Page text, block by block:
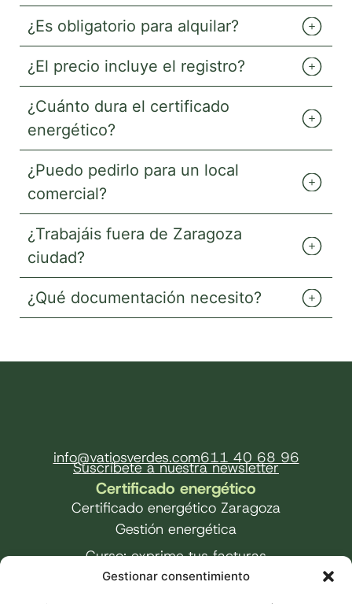
Gestionar consentimiento
¿Es obligatorio para alquilar?
¿El precio incluye el registro?
¿Cuánto dura el certificado
energético?
¿Puedo pedirlo para un local
comercial?
¿Trabajáis fuera de Zaragoza
ciudad?
¿Qué documentación necesito?
info@vatiosverdes.com611 40 68 96
Suscríbete a nuestra newsletter
Certificado energético
Certificado energético Zaragoza
Gestión energética
Curso: exprime tus facturas